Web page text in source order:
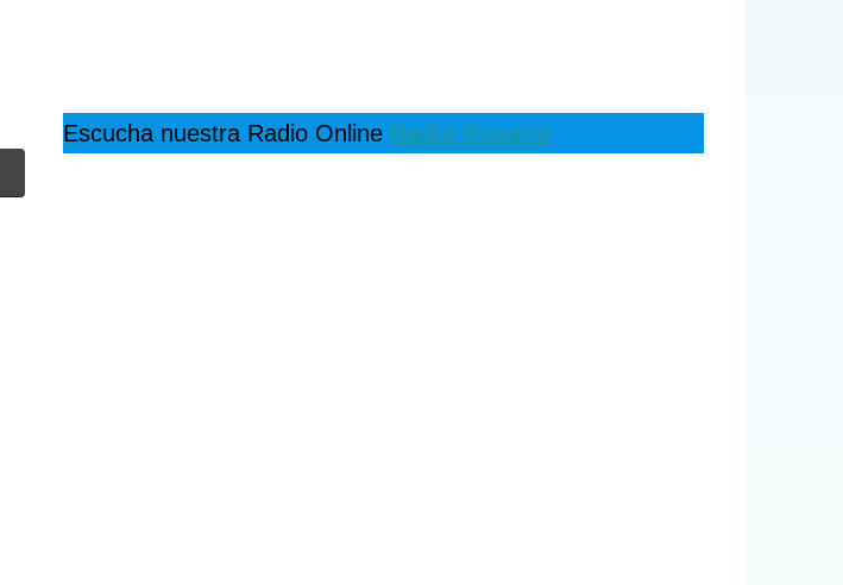
Escucha nuestra Radio Online Radio Rosario